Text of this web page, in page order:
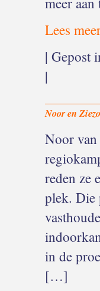
Lees
| Gepost
|
Noor en
Noor van
reden ze
plek. Die
in de
[…]